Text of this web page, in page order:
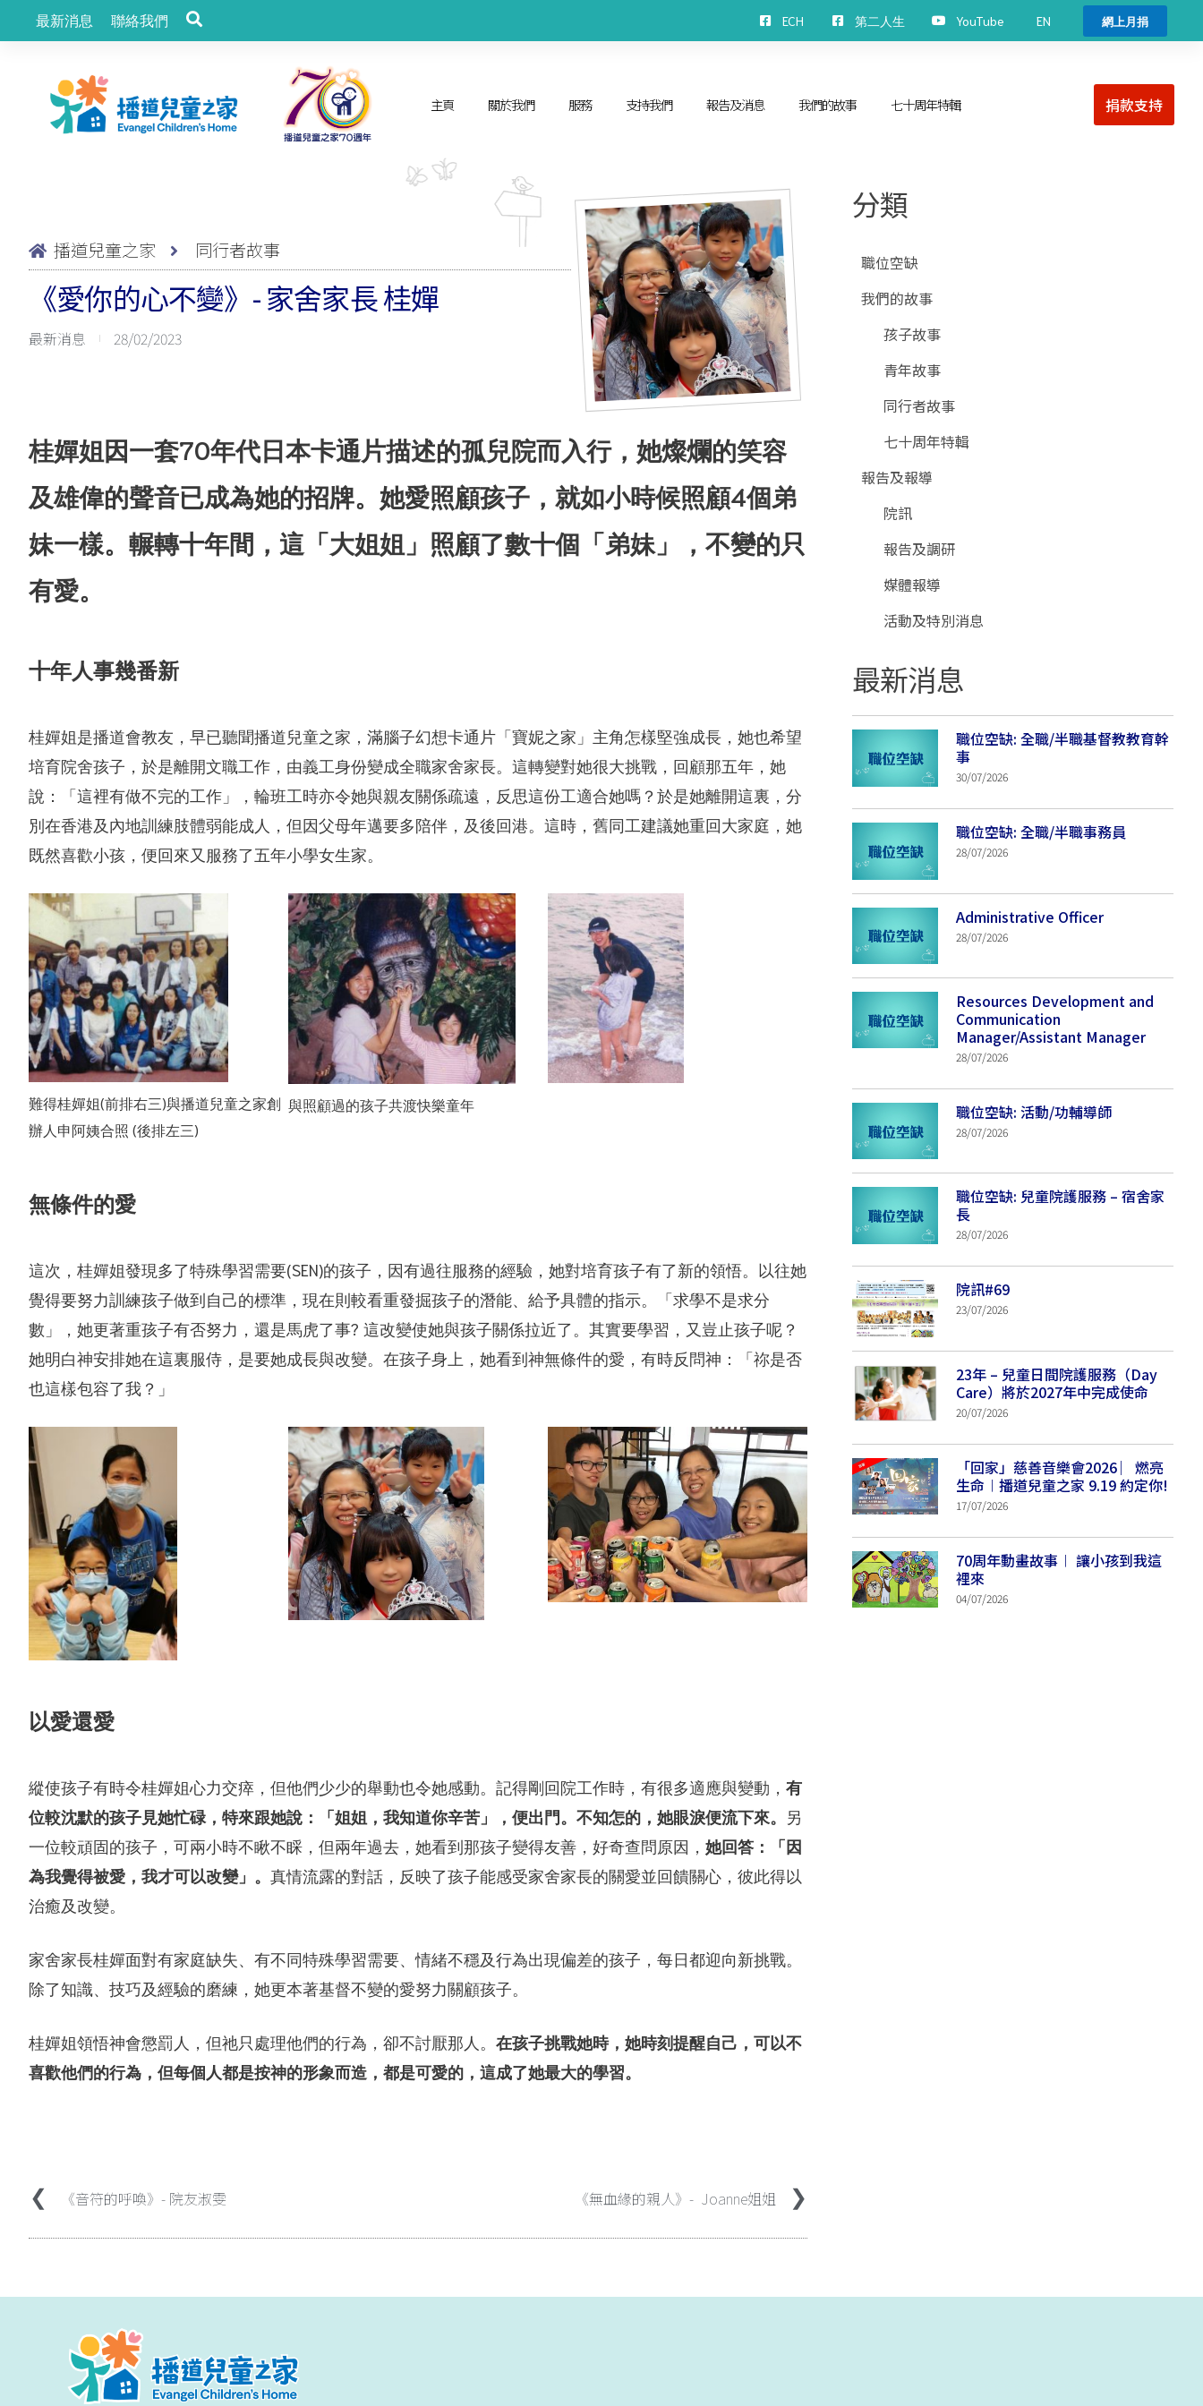
最新消息 聯絡我們 ECH 第二人生 YouTube EN 網上月捐
主頁 關於我們 服務 支持我們 報告及消息 我們的故事 七十周年特輯 捐款支持
播道兒童之家 同行者故事
《愛你的心不變》- 家舍家長 桂嬋
最新消息 28/02/2023
桂嬋姐因一套70年代日本卡通片描述的孤兒院而入行，她燦爛的笑容
及雄偉的聲音已成為她的招牌。她愛照顧孩子，就如小時候照顧4個弟
妹一樣。輾轉十年間，這「大姐姐」照顧了數十個「弟妹」，不變的只
有愛。
十年人事幾番新
桂嬋姐是播道會教友，早已聽聞播道兒童之家，滿腦子幻想卡通片「寶妮之家」主角怎樣堅強成長，她也希望
培育院舍孩子，於是離開文職工作，由義工身份變成全職家舍家長。這轉變對她很大挑戰，回顧那五年，她
說：「這裡有做不完的工作」，輪班工時亦令她與親友關係疏遠，反思這份工適合她嗎？於是她離開這裏，分
別在香港及內地訓練肢體弱能成人，但因父母年邁要多陪伴，及後回港。這時，舊同工建議她重回大家庭，她
既然喜歡小孩，便回來又服務了五年小學女生家。
難得桂嬋姐(前排右三)與播道兒童之家創
辦人申阿姨合照 (後排左三)
與照顧過的孩子共渡快樂童年
無條件的愛
這次，桂嬋姐發現多了特殊學習需要(SEN)的孩子，因有過往服務的經驗，她對培育孩子有了新的領悟。以往她
覺得要努力訓練孩子做到自己的標準，現在則較看重發掘孩子的潛能、給予具體的指示。「求學不是求分
數」，她更著重孩子有否努力，還是馬虎了事? 這改變使她與孩子關係拉近了。其實要學習，又豈止孩子呢？
她明白神安排她在這裏服侍，是要她成長與改變。在孩子身上，她看到神無條件的愛，有時反問神：「祢是否
也這樣包容了我？」
以愛還愛
縱使孩子有時令桂嬋姐心力交瘁，但他們少少的舉動也令她感動。記得剛回院工作時，有很多適應與變動， 有
位較沈默的孩子見她忙碌，特來跟她說：「姐姐，我知道你辛苦」，便出門。不知怎的，她眼淚便流下來。 另
一位較頑固的孩子，可兩小時不瞅不睬，但兩年過去，她看到那孩子變得友善，好奇查問原因， 她回答：「因
為我覺得被愛，我才可以改變」。 真情流露的對話，反映了孩子能感受家舍家長的關愛並回饋關心，彼此得以
治癒及改變。
家舍家長桂嬋面對有家庭缺失、有不同特殊學習需要、情緒不穩及行為出現偏差的孩子，每日都迎向新挑戰。
除了知識、技巧及經驗的磨練，她更本著基督不變的愛努力關顧孩子。
桂嬋姐領悟神會懲罰人，但祂只處理他們的行為，卻不討厭那人。 在孩子挑戰她時，她時刻提醒自己，可以不
喜歡他們的行為，但每個人都是按神的形象而造，都是可愛的，這成了她最大的學習。
《無血緣的親人》- Joanne姐姐
《音符的呼喚》- 院友淑雯
分類
職位空缺
我們的故事
孩子故事
青年故事
同行者故事
七十周年特輯
報告及報導
院訊
報告及調研
媒體報導
活動及特別消息
最新消息
職位空缺: 全職/半職基督教教育幹
事
30/07/2026
職位空缺: 全職/半職事務員
28/07/2026
Administrative Officer
28/07/2026
Resources Development and
Communication
Manager/Assistant Manager
28/07/2026
職位空缺: 活動/功輔導師
28/07/2026
職位空缺: 兒童院護服務 – 宿舍家
長
28/07/2026
院訊#69
23/07/2026
23年 – 兒童日間院護服務（Day
Care）將於2027年中完成使命
20/07/2026
「回家」慈善音樂會2026 ︳燃亮
生命︱播道兒童之家 9.19 約定你!
17/07/2026
70周年動畫故事︱ 讓小孩到我這
裡來
04/07/2026